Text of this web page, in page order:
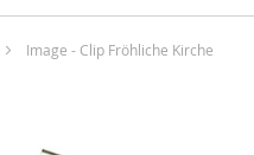
Image - Clip Fröhliche Kirche